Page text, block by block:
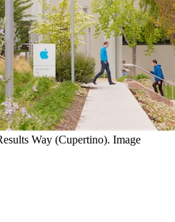
Way (Cupertino). Image